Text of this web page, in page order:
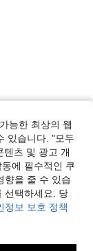
능한 최상의 웹
있습니다. "모두
츠 및 광고 개
에 필수적인 쿠
향을 줄 수 있습
선택하세요. 당
정보 보호 정책